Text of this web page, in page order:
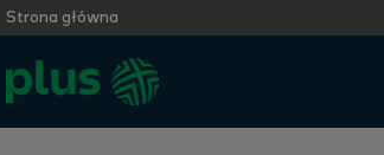
Strona główna